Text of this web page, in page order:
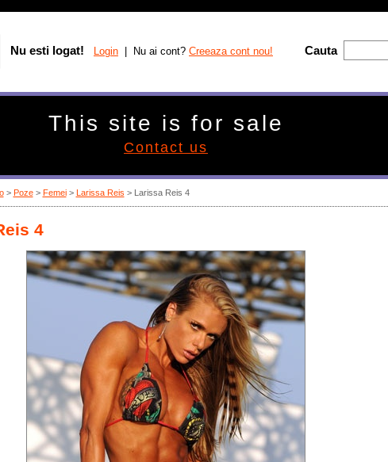
> Poze> Femei> Larissa Reis > Larissa Reis 4
4
Nu esti logat! Login | Nu ai cont? Creeaza cont nou! Cauta
This site is for sale
Contact us